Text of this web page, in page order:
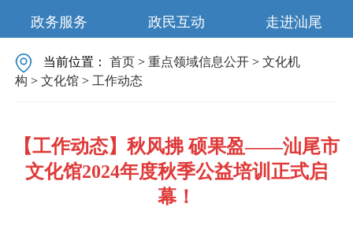
政务服务
政民互动 走进汕尾
当前位置：首页 >重点领域信息公开 >文化机
构 >文化馆 > 工作动态
【工作动态】秋风拂 硕果盈——汕尾市
文化馆2024年度秋季公益培训正式启
幕！